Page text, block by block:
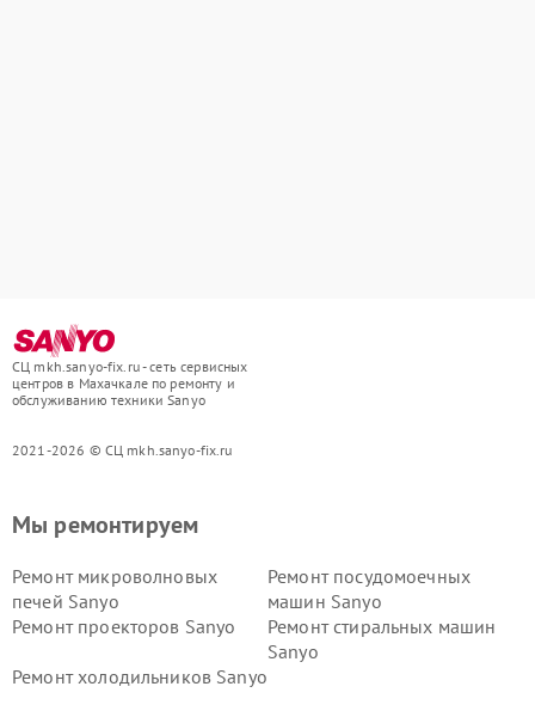
СЦ mkh.sanyo-fix.ru - сеть сервисных
центров в Махачкале по ремонту и
обслуживанию техники Sanyo
2021-2026 © СЦ mkh.sanyo-fix.ru
Мы ремонтируем
Ремонт микроволновых
печей Sanyo
Ремонт посудомоечных
машин Sanyo
Ремонт проекторов Sanyo
Ремонт стиральных машин
Sanyo
Ремонт холодильников Sanyo